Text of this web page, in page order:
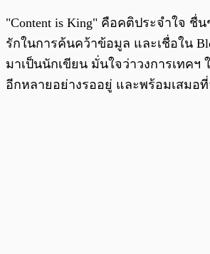
"Content is King" คือคติประจำใจ ชื่
รักในการค้นคว้าข้อมูล และเชื่อใน
มาเป็นนักเขียน มั่นใจว่าวงการเทคฯ
อีกหลายอย่างรออยู่ และพร้อมเสมอที่